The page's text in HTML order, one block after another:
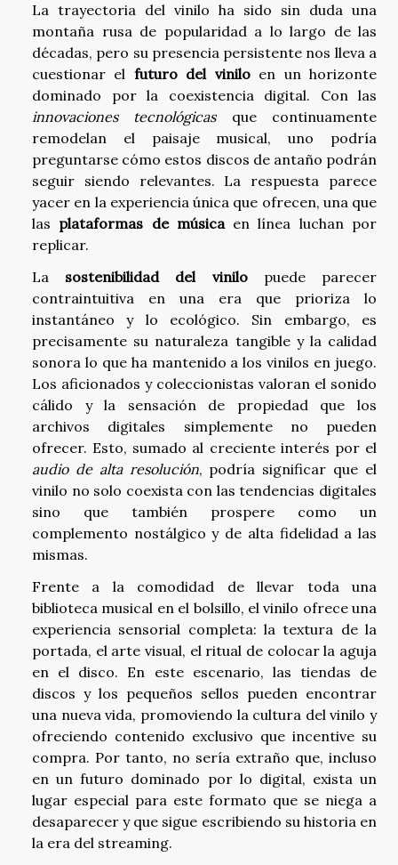
La trayectoria del vinilo ha sido sin duda una
montaña rusa de popularidad a lo largo de las
décadas, pero su presencia persistente nos lleva a
cuestionar el futuro del viniloen un horizonte
dominado por la coexistencia digital. Con las
innovaciones tecnológicasque continuamente
remodelan el paisaje musical, uno podría
preguntarse cómo estos discos de antaño podrán
seguir siendo relevantes. La respuesta parece
yacer en la experiencia única que ofrecen, una que
las plataformas de músicaen línea luchan por
replicar.
La sostenibilidad del vinilopuede parecer
contraintuitiva en una era que prioriza lo
instantáneo y lo ecológico. Sin embargo, es
precisamente su naturaleza tangible y la calidad
sonora lo que ha mantenido a los vinilos en juego.
Los aficionados y coleccionistas valoran el sonido
cálido y la sensación de propiedad que los
archivos digitales simplemente no pueden
ofrecer. Esto, sumado al creciente interés por el
audio de alta resolución, podría significar que el
vinilo no solo coexista con las tendencias digitales
sino que también prospere como un
complemento nostálgico y de alta fidelidad a las
mismas.
Frente a la comodidad de llevar toda una
biblioteca musical en el bolsillo, el vinilo ofrece una
experiencia sensorial completa: la textura de la
portada, el arte visual, el ritual de colocar la aguja
en el disco. En este escenario, las tiendas de
discos y los pequeños sellos pueden encontrar
una nueva vida, promoviendo la cultura del vinilo y
ofreciendo contenido exclusivo que incentive su
compra. Por tanto, no sería extraño que, incluso
en un futuro dominado por lo digital, exista un
lugar especial para este formato que se niega a
desaparecer y que sigue escribiendo su historia en
la era del streaming.